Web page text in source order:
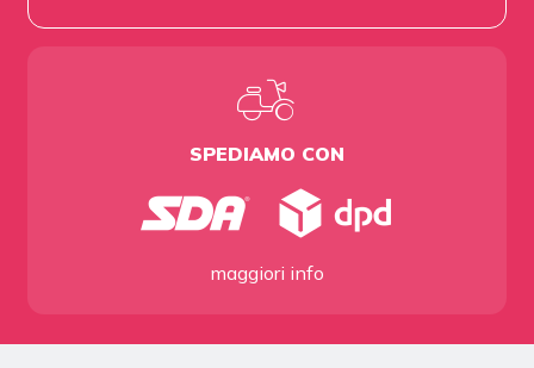
SPEDIAMO CON
maggiori info